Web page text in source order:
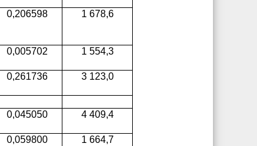
0,206598 1 678,6
0,005702 1 554,3
0,261736 3 123,0
0,045050 4 409,4
0,059800 1 664,7